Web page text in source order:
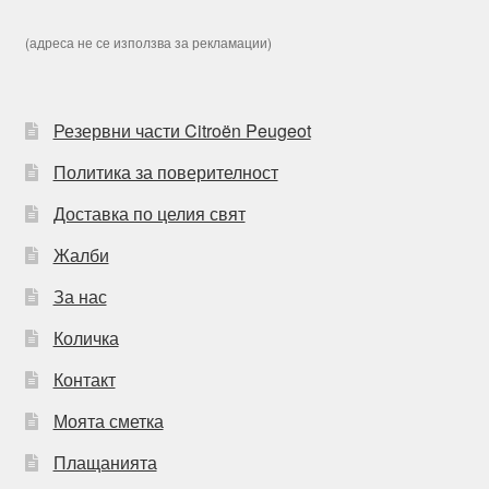
(адреса не се използва за рекламации)
Резервни части Citroën Peugeot
Политика за поверителност
Доставка по целия свят
Жалби
За нас
Количка
Контакт
Моята сметка
Плащанията